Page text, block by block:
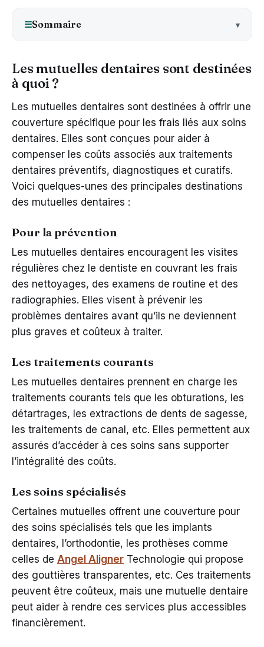
☰Sommaire
Les mutuelles dentaires sont destinées
à quoi ?
Les mutuelles dentaires sont destinées à offrir une
couverture spécifique pour les frais liés aux soins
dentaires. Elles sont conçues pour aider à
compenser les coûts associés aux traitements
dentaires préventifs, diagnostiques et curatifs.
Voici quelques-unes des principales destinations
des mutuelles dentaires :
Pour la prévention
Les mutuelles dentaires encouragent les visites
régulières chez le dentiste en couvrant les frais
des nettoyages, des examens de routine et des
radiographies. Elles visent à prévenir les
problèmes dentaires avant qu’ils ne deviennent
plus graves et coûteux à traiter.
Les traitements courants
Les mutuelles dentaires prennent en charge les
traitements courants tels que les obturations, les
détartrages, les extractions de dents de sagesse,
les traitements de canal, etc. Elles permettent aux
assurés d’accéder à ces soins sans supporter
l’intégralité des coûts.
Les soins spécialisés
Certaines mutuelles offrent une couverture pour
des soins spécialisés tels que les implants
dentaires, l’orthodontie, les prothèses comme
celles de Angel Aligner Technologie qui propose
des gouttières transparentes, etc. Ces traitements
peuvent être coûteux, mais une mutuelle dentaire
peut aider à rendre ces services plus accessibles
financièrement.